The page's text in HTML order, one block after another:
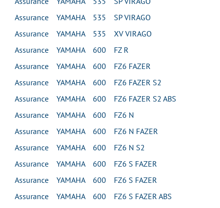
Assurance YAMAHA 535 SP VIRAGO
Assurance YAMAHA 535 XV VIRAGO
Assurance YAMAHA 600 FZ R
Assurance YAMAHA 600 FZ6 FAZER
Assurance YAMAHA 600 FZ6 FAZER S2
Assurance YAMAHA 600 FZ6 FAZER S2 ABS
Assurance YAMAHA 600 FZ6 N
Assurance YAMAHA 600 FZ6 N FAZER
Assurance YAMAHA 600 FZ6 N S2
Assurance YAMAHA 600 FZ6 S FAZER
Assurance YAMAHA 600 FZ6 S FAZER
Assurance YAMAHA 600 FZ6 S FAZER ABS